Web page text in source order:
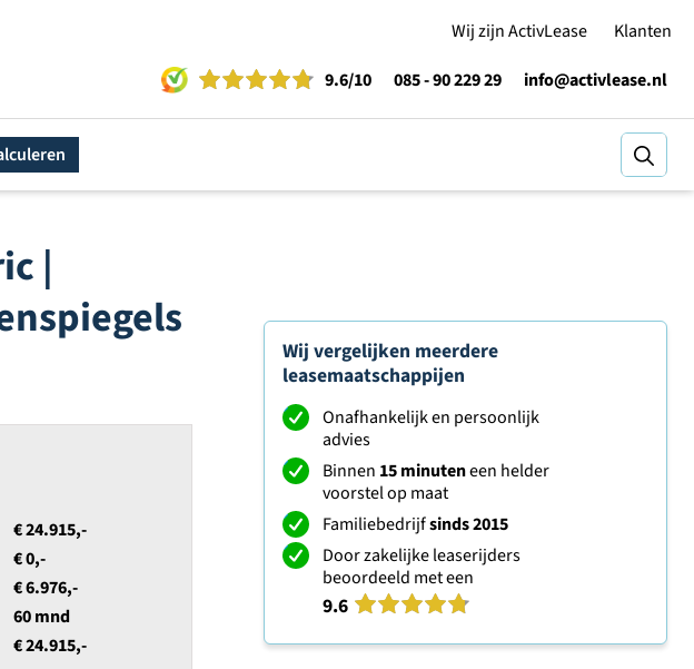
Wij zijn ActivLease
Klanten
9.6/10 085 - 90 229 29 info@activlease.nl
|
€ 24.915,-
€ 0,-
€ 6.976,-
60 mnd
€ 24.915,-
Wij vergelijken meerdere
leasemaatschappijen
Onafhankelijk en persoonlijk
advies
Binnen 15 minuteneen helder
voorstel op maat
Familiebedrijfsinds 2015
Door zakelijke leaserijders
beoordeeld met een
9.6